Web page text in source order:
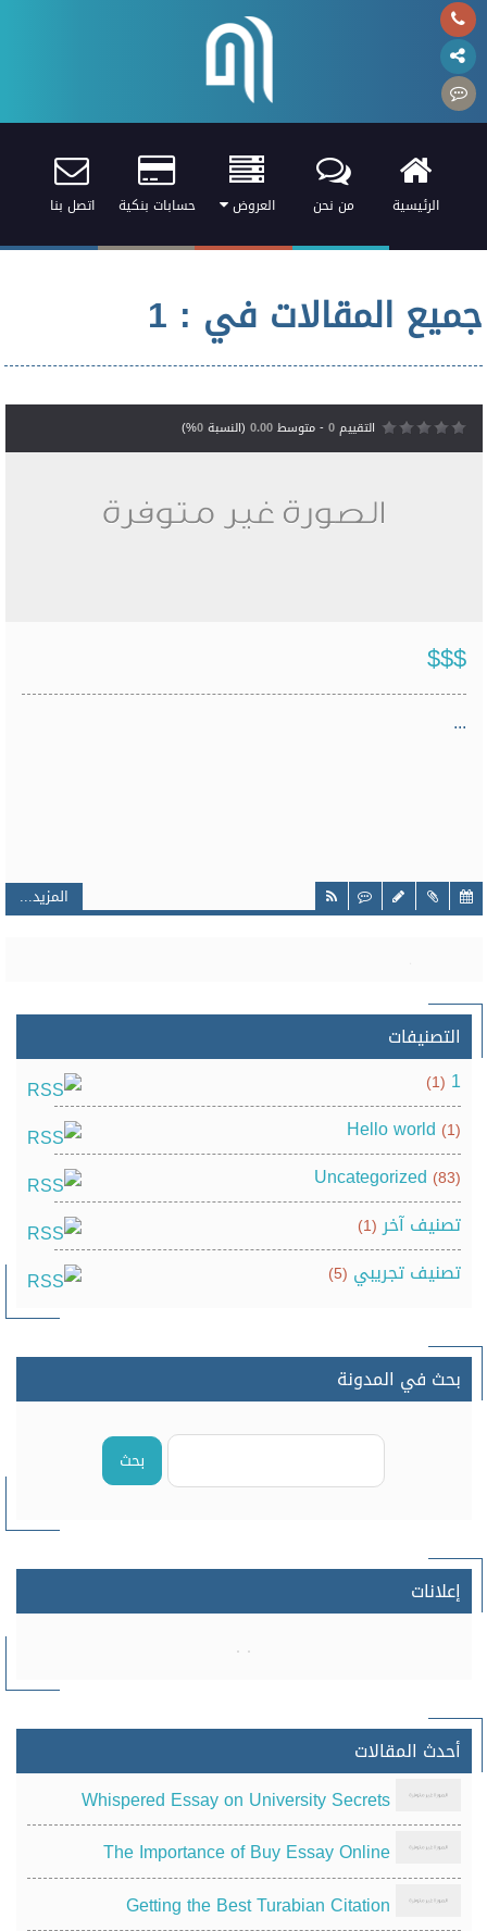
الرئيسية من نحن العروض حسابات بنكية اتصل بنا
جميع المقالات في : 1
$$$
التقييم0- متوسط0.00(النسبة0
%)
...
المزيد...
التصنيفات
1
(1)
Hello world (1)
Uncategorized (83)
تصنيف آخر (1)
تصنيف تجريبي (5)
بحث في المدونة
بحث
إعلانات
أحدث المقالات
Whispered Essay on University Secrets
The Importance of Buy Essay Online
Getting the Best Turabian Citation